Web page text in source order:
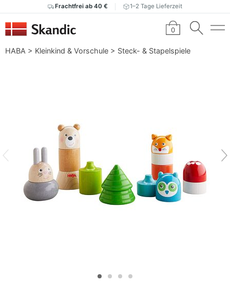
Frachtfrei ab 40 € 1–2 Tage Lieferzeit
0
HABA > Kleinkind & Vorschule > Steck- & Stapelspiele